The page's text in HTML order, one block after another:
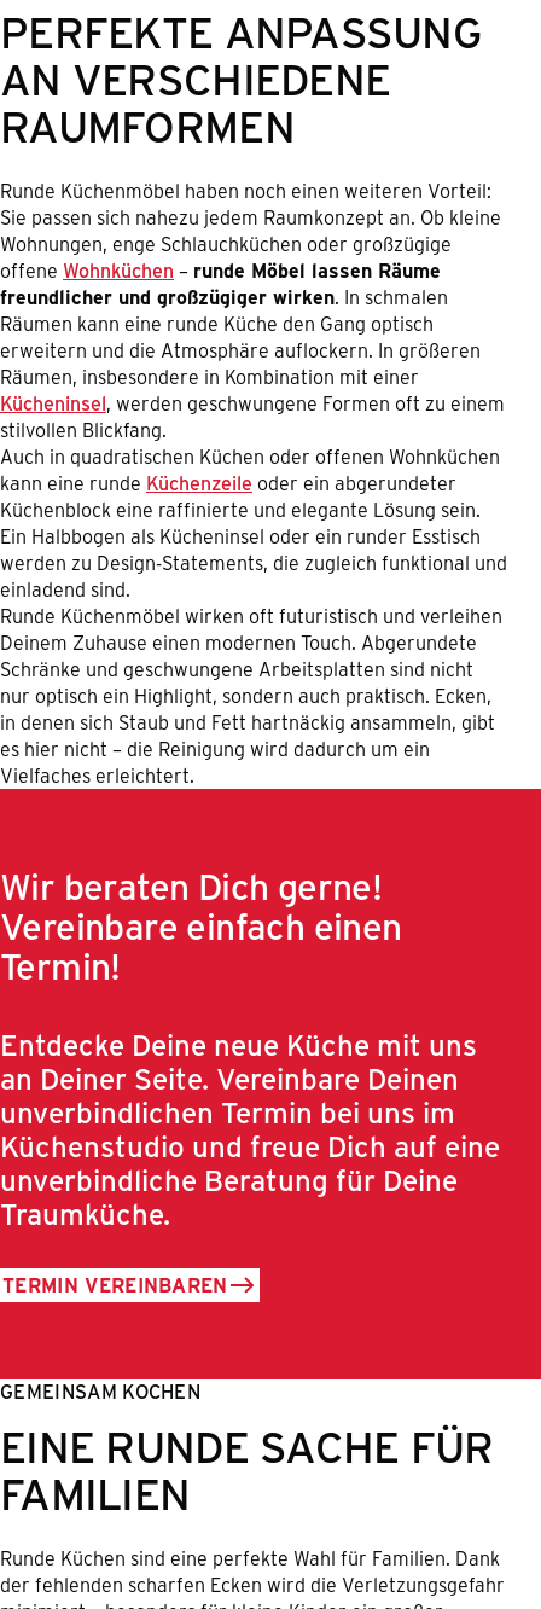
PERFEKTE ANPASSUNG
AN VERSCHIEDENE
RAUMFORMEN
Runde Küchenmöbel haben noch einen weiteren Vorteil:
Sie passen sich nahezu jedem Raumkonzept an. Ob kleine
Wohnungen, enge Schlauchküchen oder großzügige
offene Wohnküchen – runde Möbel lassen Räume
freundlicher und großzügiger wirken. In schmalen
Räumen kann eine runde Küche den Gang optisch
erweitern und die Atmosphäre auflockern. In größeren
Räumen, insbesondere in Kombination mit einer
Kücheninsel, werden geschwungene Formen oft zu einem
stilvollen Blickfang.
Auch in quadratischen Küchen oder offenen Wohnküchen
kann eine runde Küchenzeile oder ein abgerundeter
Küchenblock eine raffinierte und elegante Lösung sein.
Ein Halbbogen als Kücheninsel oder ein runder Esstisch
werden zu Design-Statements, die zugleich funktional und
einladend sind.
Runde Küchenmöbel wirken oft futuristisch und verleihen
Deinem Zuhause einen modernen Touch. Abgerundete
Schränke und geschwungene Arbeitsplatten sind nicht
nur optisch ein Highlight, sondern auch praktisch. Ecken,
in denen sich Staub und Fett hartnäckig ansammeln, gibt
es hier nicht – die Reinigung wird dadurch um ein
Vielfaches erleichtert.
Wir beraten Dich gerne!
Vereinbare einfach einen
Termin!
Entdecke Deine neue Küche mit uns
an Deiner Seite. Vereinbare Deinen
unverbindlichen Termin bei uns im
Küchenstudio und freue Dich auf eine
unverbindliche Beratung für Deine
Traumküche.
TERMIN VEREINBAREN
GEMEINSAM KOCHEN
EINE RUNDE SACHE FÜR
FAMILIEN
Runde Küchen sind eine perfekte Wahl für Familien. Dank
der fehlenden scharfen Ecken wird die Verletzungsgefahr